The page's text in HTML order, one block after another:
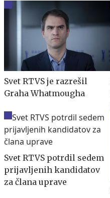
Svet RTVS je razrešil
Graha Whatmougha
Svet RTVS potrdil sedem
prijavljenih kandidatov
za člana uprave